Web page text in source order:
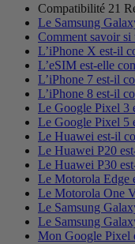
Compatibilité 21
Le Samsung
Comment savoir si
L’iPhone X est-il
L’eSIM est-elle
L’iPhone 7 est-il
L’iPhone 8 est-il
Le Google Pixel 3
Le Google Pixel 5
Le Huawei est-il
Le Huawei P20
Le Huawei P30
Le Motorola Edge
Le Motorola One
Le Samsung
Le Samsung
Mon Google Pixel